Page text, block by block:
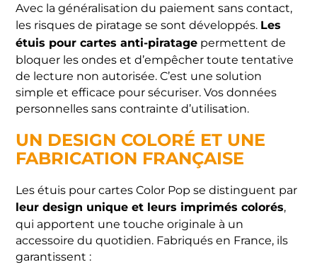
Avec la généralisation du paiement sans contact,
les risques de piratage se sont développés. Les
étuis pour cartes anti-piratage permettent de
bloquer les ondes et d’empêcher toute tentative
de lecture non autorisée. C’est une solution
simple et efficace pour sécuriser. Vos données
personnelles sans contrainte d’utilisation.
UN DESIGN COLORÉ ET UNE
FABRICATION FRANÇAISE
Les étuis pour cartes Color Pop se distinguent par
leur design unique et leurs imprimés colorés,
qui apportent une touche originale à un
accessoire du quotidien. Fabriqués en France, ils
garantissent :